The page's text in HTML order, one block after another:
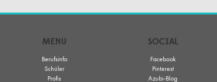
MENU
Berufsinfo
Schüler
Profis
SOCIAL
Facebook
Pinterest
Azubi-Blog